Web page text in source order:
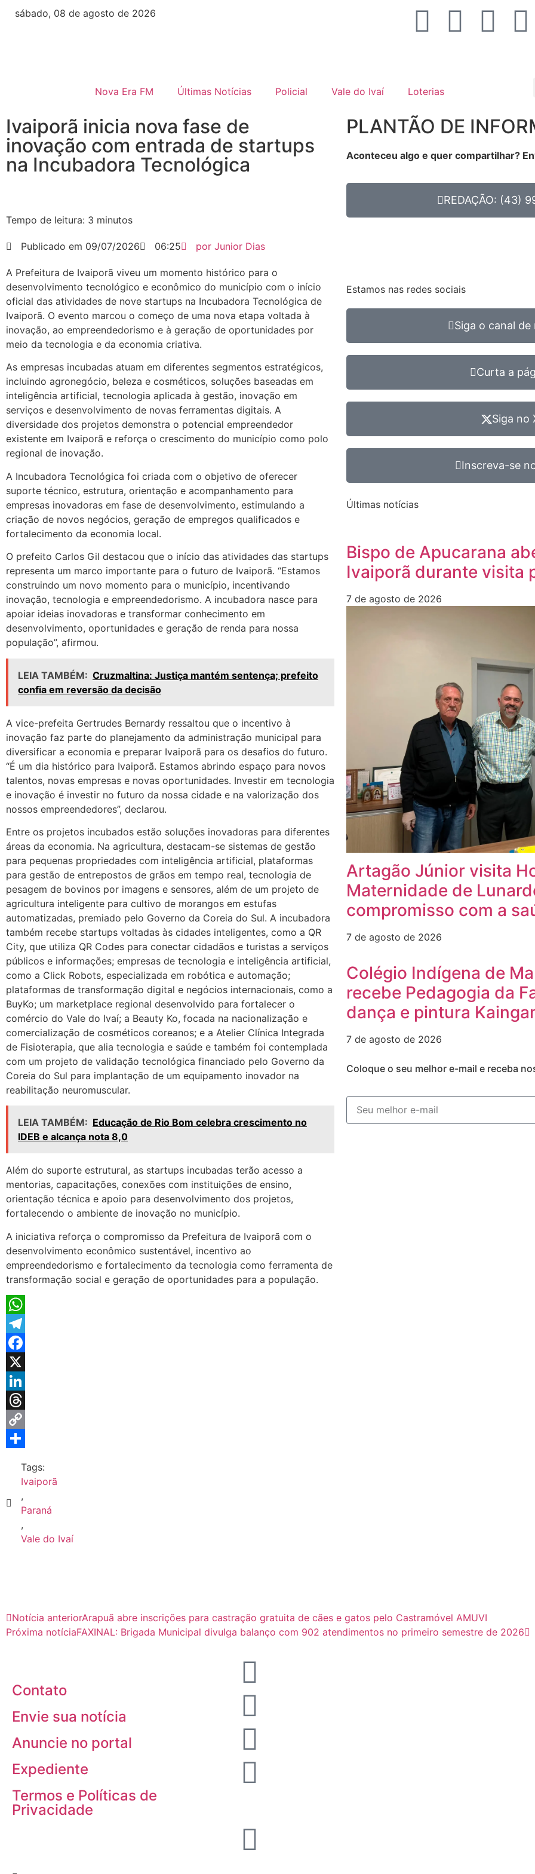
sábado, 08 de agosto de 2026
Nova Era FM Últimas Notícias Policial Vale do Ivaí Loterias
Ivaiporã inicia nova fase de
inovação com entrada de startups
na Incubadora Tecnológica
Tempo de leitura: 3 minutos
Publicado em 09/07/2026 06:25 por Junior Dias
A Prefeitura de Ivaiporã viveu um momento histórico para o
desenvolvimento tecnológico e econômico do município com o início
oficial das atividades de nove startups na Incubadora Tecnológica de
Ivaiporã. O evento marcou o começo de uma nova etapa voltada à
inovação, ao empreendedorismo e à geração de oportunidades por
meio da tecnologia e da economia criativa.
As empresas incubadas atuam em diferentes segmentos estratégicos,
incluindo agronegócio, beleza e cosméticos, soluções baseadas em
inteligência artificial, tecnologia aplicada à gestão, inovação em
serviços e desenvolvimento de novas ferramentas digitais. A
diversidade dos projetos demonstra o potencial empreendedor
existente em Ivaiporã e reforça o crescimento do município como polo
regional de inovação.
A Incubadora Tecnológica foi criada com o objetivo de oferecer
suporte técnico, estrutura, orientação e acompanhamento para
empresas inovadoras em fase de desenvolvimento, estimulando a
criação de novos negócios, geração de empregos qualificados e
fortalecimento da economia local.
O prefeito Carlos Gil destacou que o início das atividades das startups
representa um marco importante para o futuro de Ivaiporã. “Estamos
construindo um novo momento para o município, incentivando
inovação, tecnologia e empreendedorismo. A incubadora nasce para
apoiar ideias inovadoras e transformar conhecimento em
desenvolvimento, oportunidades e geração de renda para nossa
população”, afirmou.
LEIA TAMBÉM: Cruzmaltina: Justiça mantém sentença; prefeito
confia em reversão da decisão
A vice-prefeita Gertrudes Bernardy ressaltou que o incentivo à
inovação faz parte do planejamento da administração municipal para
diversificar a economia e preparar Ivaiporã para os desafios do futuro.
“É um dia histórico para Ivaiporã. Estamos abrindo espaço para novos
talentos, novas empresas e novas oportunidades. Investir em tecnologia
e inovação é investir no futuro da nossa cidade e na valorização dos
nossos empreendedores”, declarou.
Entre os projetos incubados estão soluções inovadoras para diferentes
áreas da economia. Na agricultura, destacam-se sistemas de gestão
para pequenas propriedades com inteligência artificial, plataformas
para gestão de entrepostos de grãos em tempo real, tecnologia de
pesagem de bovinos por imagens e sensores, além de um projeto de
agricultura inteligente para cultivo de morangos em estufas
automatizadas, premiado pelo Governo da Coreia do Sul. A incubadora
também recebe startups voltadas às cidades inteligentes, como a QR
City, que utiliza QR Codes para conectar cidadãos e turistas a serviços
públicos e informações; empresas de tecnologia e inteligência artificial,
como a Click Robots, especializada em robótica e automação;
plataformas de transformação digital e negócios internacionais, como a
BuyKo; um marketplace regional desenvolvido para fortalecer o
comércio do Vale do Ivaí; a Beauty Ko, focada na nacionalização e
comercialização de cosméticos coreanos; e a Atelier Clínica Integrada
de Fisioterapia, que alia tecnologia e saúde e também foi contemplada
com um projeto de validação tecnológica financiado pelo Governo da
Coreia do Sul para implantação de um equipamento inovador na
reabilitação neuromuscular.
LEIA TAMBÉM: Educação de Rio Bom celebra crescimento no
IDEB e alcança nota 8,0
Além do suporte estrutural, as startups incubadas terão acesso a
mentorias, capacitações, conexões com instituições de ensino,
orientação técnica e apoio para desenvolvimento dos projetos,
fortalecendo o ambiente de inovação no município.
A iniciativa reforça o compromisso da Prefeitura de Ivaiporã com o
desenvolvimento econômico sustentável, incentivo ao
empreendedorismo e fortalecimento da tecnologia como ferramenta de
transformação social e geração de oportunidades para a população.
WhatsApp
Telegram
Facebook
X
LinkedIn
Threads
Copy
Tags:
Ivaiporã
,
Paraná
,
Vale do Ivaí
PLANTÃO DE
Aconteceu algo e quer compartilhar?
REDAÇÃO: (43)
Estamos nas redes sociais
Siga o canal
Curta a
Siga no
Inscreva-se
Últimas notícias
Bispo de Apucarana
Ivaiporã durante visita
7 de agosto de 2026
Artagão Júnior visita
Maternidade de
compromisso com a
7 de agosto de 2026
Colégio Indígena de
recebe Pedagogia da
dança e pintura
7 de agosto de 2026
Coloque o seu melhor e-mail e receba
Notícia anteriorArapuã abre inscrições para castração gratuita de cães e gatos pelo Castramóvel AMUVI
Próxima notíciaFAXINAL: Brigada Municipal divulga balanço com 902 atendimentos no primeiro semestre de 2026
Contato
Envie sua notícia
Anuncie no portal
Expediente
Termos e Políticas de
Privacidade